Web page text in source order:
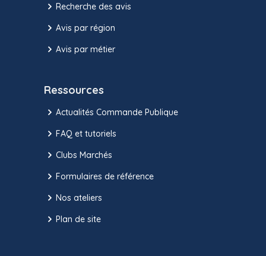
Recherche des avis
Avis par région
Avis par métier
Ressources
Actualités Commande Publique
FAQ et tutoriels
Clubs Marchés
Formulaires de référence
Nos ateliers
Plan de site